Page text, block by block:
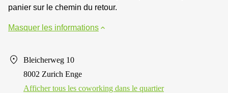
panier sur le chemin du retour.
Masquer les informations
Bleicherweg 10
8002 Zurich Enge
Afficher tous les сoworking dans le quartier